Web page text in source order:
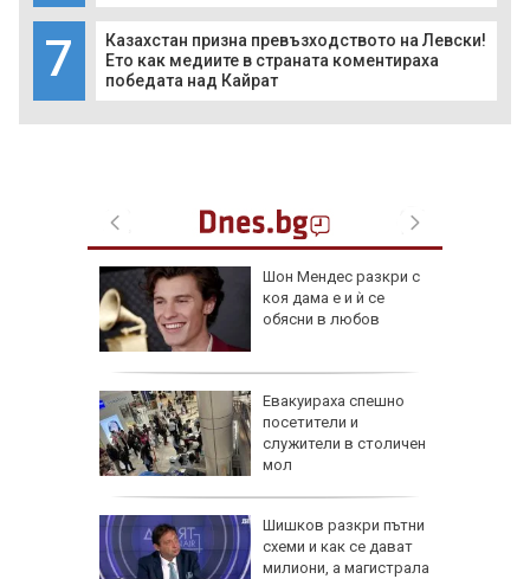
7
Казахстан призна превъзходството на Левски!
Ето как медиите в страната коментираха
победата над Кайрат
Шон Мендес разкри с
коя дама е и ѝ се
обясни в любов
Евакуираха спешно
посетители и
служители в столичен
мол
Шишков разкри пътни
схеми и как се дават
милиони, а магистрала